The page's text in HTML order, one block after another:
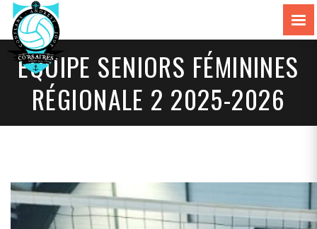
EQUIPE SENIORS FÉMININES
RÉGIONALE 2 2025-2026